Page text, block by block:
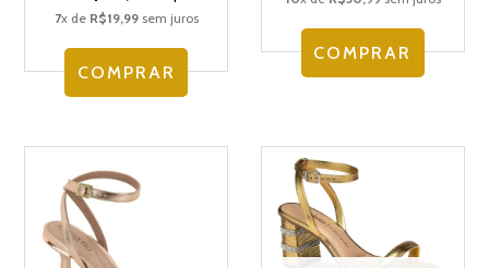
7x de R$19,99sem juros
COMPRAR
COMPRAR